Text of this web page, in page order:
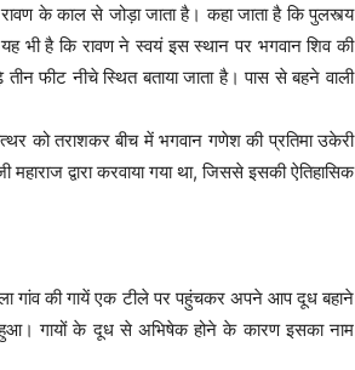
के काल से जोड़ा जाता है। कहा जाता है कि पुलस्त्य
भी है कि रावण ने स्वयं इस स्थान पर भगवान शिव की
तीन फीट नीचे स्थित बताया जाता है। पास से बहने वाली
को तराशकर बीच में भगवान गणेश की प्रतिमा उकेरी
द्वारा करवाया गया था, जिससे इसकी ऐतिहासिक
गांव की गायें एक टीले पर पहुंचकर अपने आप दूध बहाने
हुआ। गायों के दूध से अभिषेक होने के कारण इसका नाम